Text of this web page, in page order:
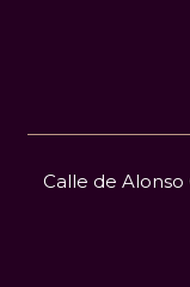
Calle de Alonso